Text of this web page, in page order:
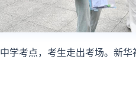
学考点，考生走出考场。新华